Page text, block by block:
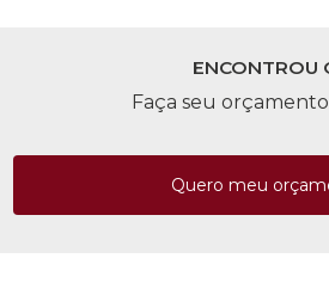
ENCONTROU
Faça seu
Quero meu